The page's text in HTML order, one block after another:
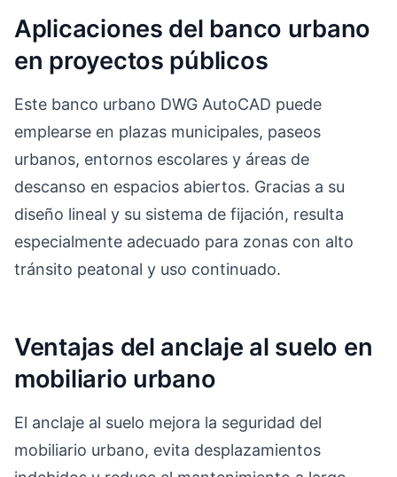
Aplicaciones del banco urbano
en proyectos públicos
Este banco urbano DWG AutoCAD puede
emplearse en plazas municipales, paseos
urbanos, entornos escolares y áreas de
descanso en espacios abiertos. Gracias a su
diseño lineal y su sistema de fijación, resulta
especialmente adecuado para zonas con alto
tránsito peatonal y uso continuado.
Ventajas del anclaje al suelo en
mobiliario urbano
El anclaje al suelo mejora la seguridad del
mobiliario urbano, evita desplazamientos